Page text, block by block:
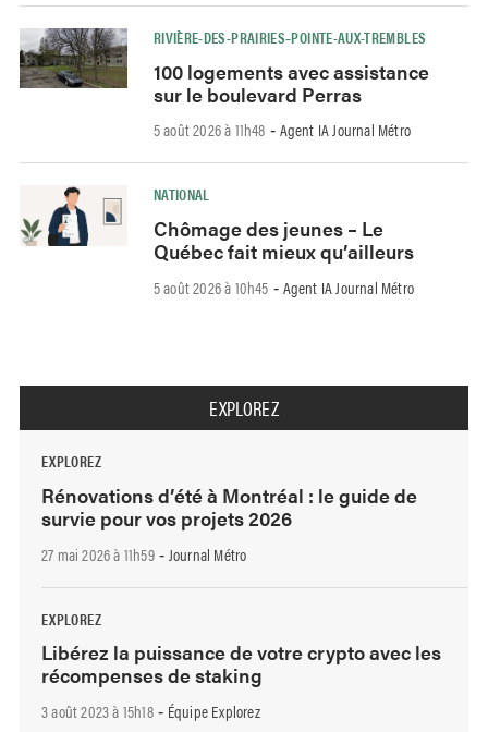
RIVIÈRE-DES-PRAIRIES–POINTE-AUX-TREMBLES
100 logements avec assistance
sur le boulevard Perras
5 août 2026 à 11h48 - Agent IA Journal Métro
NATIONAL
Chômage des jeunes – Le
Québec fait mieux qu’ailleurs
5 août 2026 à 10h45 - Agent IA Journal Métro
EXPLOREZ
EXPLOREZ
Rénovations d’été à Montréal : le guide de
survie pour vos projets 2026
27 mai 2026 à 11h59- Journal Métro
EXPLOREZ
Libérez la puissance de votre crypto avec les
récompenses de staking
3 août 2023 à 15h18- Équipe Explorez